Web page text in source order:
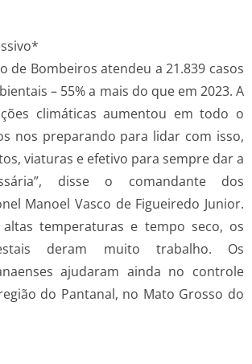
de Bombeiros atendeu a 21.839 casos
– 55% a mais do que em 2023. A
climáticas aumentou em todo o
nos preparando para lidar com isso,
viaturas e efetivo para sempre dar a
disse o comandante dos
Manoel Vasco de Figueiredo Junior.
temperaturas e tempo seco, os
deram muito trabalho. Os
ajudaram ainda no controle
do Pantanal, no Mato Grosso do